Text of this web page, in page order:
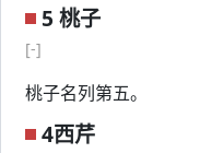
5 桃子
[-]
桃子名列第五。
4西芹